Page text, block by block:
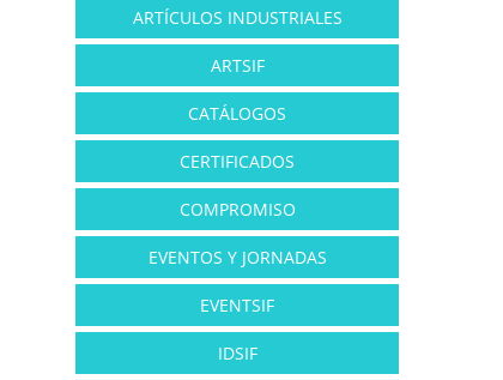
ARTÍCULOS INDUSTRIALES
ARTSIF
CATÁLOGOS
CERTIFICADOS
COMPROMISO
EVENTOS Y JORNADAS
EVENTSIF
IDSIF